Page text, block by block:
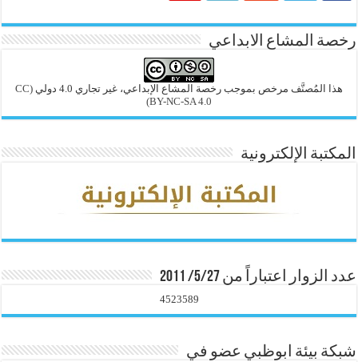
رخصة المشاع الابداعي
هذا المُصنَّف مرخص بموجب رخصة المشاع الإبداعي، غير تجاري 4.0 دولي
(CC
BY-NC-SA 4.0)
المكتبة الإلكترونية
عدد الزوار اعتباراً من 5/27/ 2011
4523589
شبكة بيئة ابوظبي عضو في